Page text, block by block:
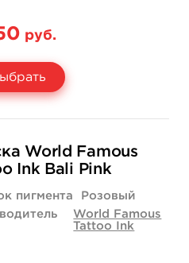
руб.
1 400 руб.
купить
World Famous
Ink Bali Pink
пигмента
Розовый
World Famous
Tattoo Ink